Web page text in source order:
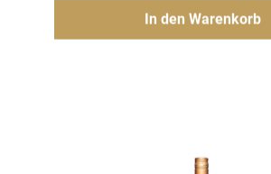
In den Warenkorb
Hinzufügen